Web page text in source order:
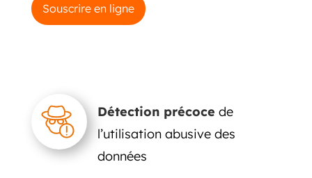
Souscrire en ligne
Détection précoce de
l’utilisation abusive des
données